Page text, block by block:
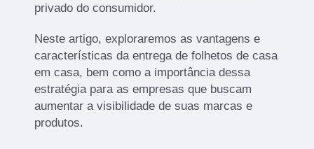
privado do consumidor.
Neste artigo, exploraremos as vantagens e
características da entrega de folhetos de casa
em casa, bem como a importância dessa
estratégia para as empresas que buscam
aumentar a visibilidade de suas marcas e
produtos.